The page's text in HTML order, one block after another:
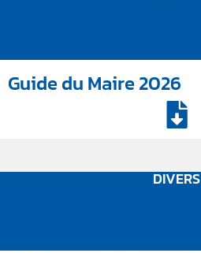
Guide du Maire 2026
DIVERS